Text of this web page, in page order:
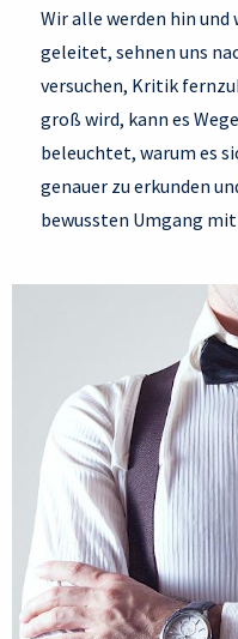
Wir alle werden hin und
geleitet, sehnen uns
versuchen, Kritik
groß wird, kann es
beleuchtet, warum es
genauer zu erkunden
bewussten Umgang